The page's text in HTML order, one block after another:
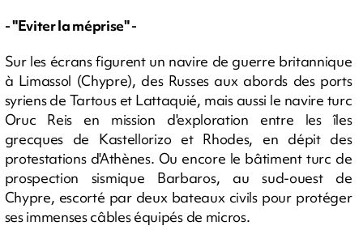
- "Eviter la méprise" -
Sur les écrans figurent un navire de guerre britannique
à Limassol (Chypre), des Russes aux abords des ports
syriens de Tartous et Lattaquié, mais aussi le navire turc
Oruc Reis en mission d'exploration entre les îles
grecques de Kastellorizo et Rhodes, en dépit des
protestations d'Athènes. Ou encore le bâtiment turc de
prospection sismique Barbaros, au sud-ouest de
Chypre, escorté par deux bateaux civils pour protéger
ses immenses câbles équipés de micros.